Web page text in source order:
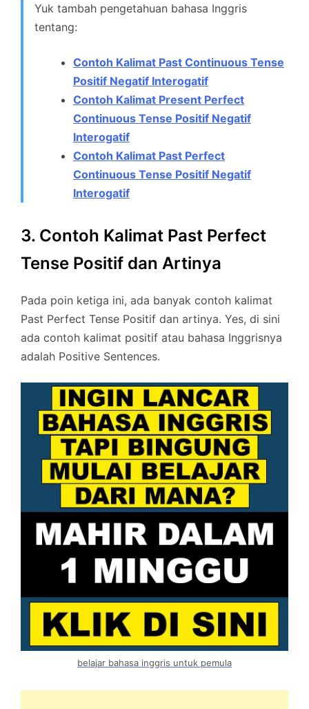
Yuk tambah pengetahuan bahasa Inggris
tentang:
Contoh Kalimat Past Continuous Tense
Positif Negatif Interogatif
Contoh Kalimat Present Perfect
Continuous Tense Positif Negatif
Interogatif
Contoh Kalimat Past Perfect
Continuous Tense Positif Negatif
Interogatif
3. Contoh Kalimat Past Perfect
Tense Positif dan Artinya
Pada poin ketiga ini, ada banyak contoh kalimat
Past Perfect Tense Positif dan artinya. Yes, di sini
ada contoh kalimat positif atau bahasa Inggrisnya
adalah Positive Sentences.
belajar bahasa inggris untuk pemula